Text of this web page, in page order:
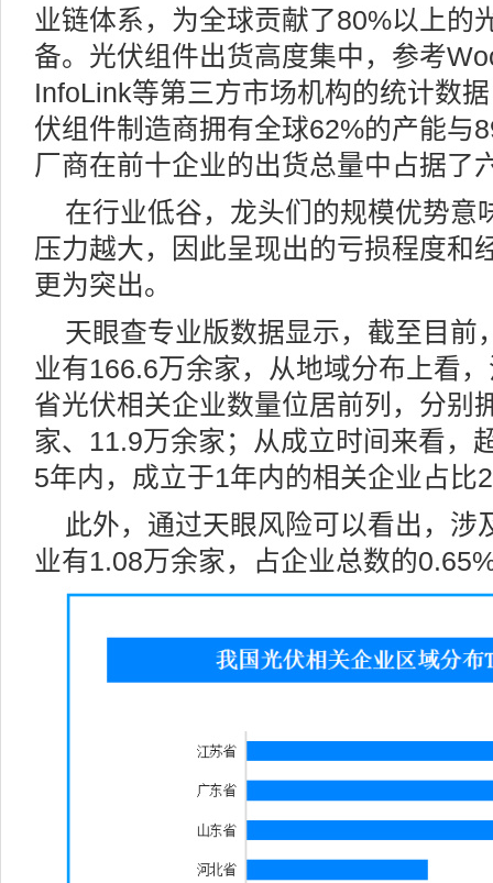
业链体系，为全球贡献了80%以上的
备。光伏组件出货高度集中，参考
InfoLink等第三方市场机构的统计数
伏组件制造商拥有全球62%的产能与
厂商在前十企业的出货总量中占据了
在行业低谷，龙头们的规模优势意
压力越大，因此呈现出的亏损程度和
更为突出。
天眼查专业版数据显示，截至目前
业有166.6万余家，从地域分布上看
省光伏相关企业数量位居前列，分别
家、11.9万余家；从成立时间来看，
5年内，成立于1年内的相关企业占比
此外，通过天眼风险可以看出，涉
业有1.08万余家，占企业总数的